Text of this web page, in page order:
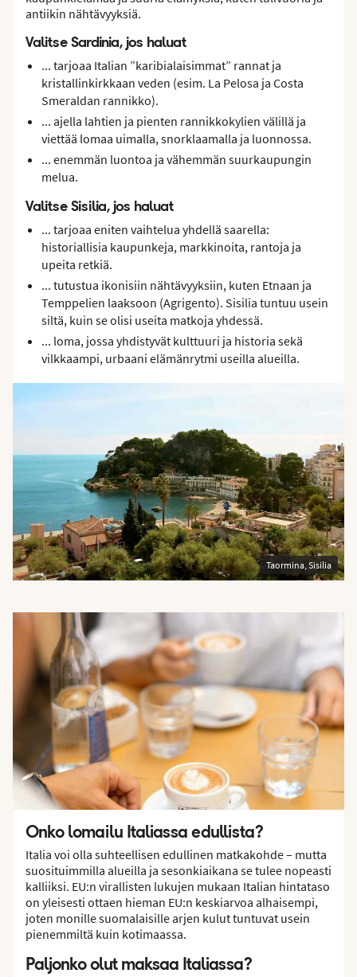
antiikin nähtävyyksiä.
Valitse Sardinia, jos haluat
... tarjoaa Italian ”karibialaisimmat” rannat ja
kristallinkirkkaan veden (esim. La Pelosa ja Costa
Smeraldan rannikko).
... ajella lahtien ja pienten rannikkokylien välillä ja
viettää lomaa uimalla, snorklaamalla ja luonnossa.
... enemmän luontoa ja vähemmän suurkaupungin
melua.
Valitse Sisilia, jos haluat
... tarjoaa eniten vaihtelua yhdellä saarella:
historiallisia kaupunkeja, markkinoita, rantoja ja
upeita retkiä.
... tutustua ikonisiin nähtävyyksiin, kuten Etnaan ja
Temppelien laaksoon (Agrigento). Sisilia tuntuu usein
siltä, kuin se olisi useita matkoja yhdessä.
... loma, jossa yhdistyvät kulttuuri ja historia sekä
vilkkaampi, urbaani elämänrytmi useilla alueilla.
Taormina, Sisilia
Onko lomailu Italiassa edullista?
Italia voi olla suhteellisen edullinen matkakohde – mutta
suosituimmilla alueilla ja sesonkiaikana se tulee nopeasti
kalliiksi. EU:n virallisten lukujen mukaan Italian hintataso
on yleisesti ottaen hieman EU:n keskiarvoa alhaisempi,
joten monille suomalaisille arjen kulut tuntuvat usein
pienemmiltä kuin kotimaassa.
Paljonko olut maksaa Italiassa?